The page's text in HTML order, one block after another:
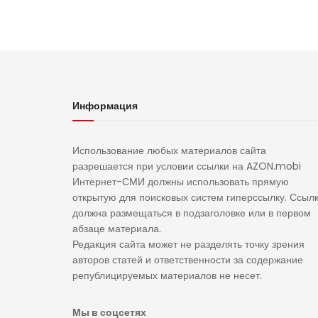
Информация
Использование любых материалов сайта
разрешается при условии ссылки на AZON.mobi
Интернет-СМИ должны использовать прямую
открытую для поисковых систем гиперссылку.
должна размещаться в подзаголовке или в первом
абзаце материала.
Редакция сайта может не разделять точку зрения
авторов статей и ответственности за содержание
републицируемых материалов не несет.
Мы в соцсетях